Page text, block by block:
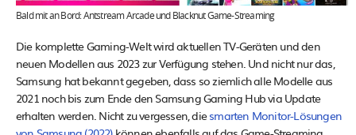
Bald mit an Bord: Antstream Arcade und Blacknut Game-Streaming
Die komplette Gaming-Welt wird aktuellen TV-Geräten und den
neuen Modellen aus 2023 zur Verfügung stehen. Und nicht nur das,
Samsung hat bekannt gegeben, dass so ziemlich alle Modelle aus
2021 noch bis zum Ende den Samsung Gaming Hub via Update
erhalten werden. Nicht zu vergessen, diesmarten Monitor-Lösungen